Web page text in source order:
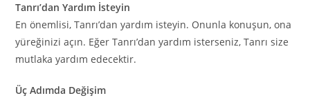
Tanrı’dan Yardım İsteyin
En önemlisi, Tanrı’dan yardım isteyin. Onunla konuşun, ona
yüreğinizi açın. Eğer Tanrı’dan yardım isterseniz, Tanrı size
mutlaka yardım edecektir.
Üç Adımda Değişim